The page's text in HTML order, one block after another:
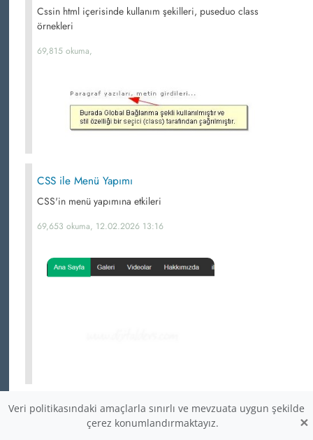
Cssin html içerisinde kullanım şekilleri, puseduo class
örnekleri
69,815 okuma,
CSS ile Menü Yapımı
CSS'in menü yapımına etkileri
69,653 okuma, 12.02.2026 13:16
Public, Static, Void, Protected, Friendly, Private
Veri politikasındaki amaçlarla sınırlı ve mevzuata uygun şekilde
çerez konumlandırmaktayız.
×